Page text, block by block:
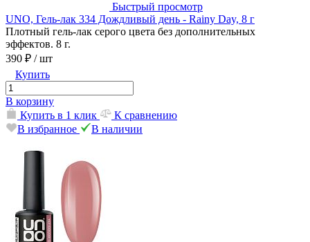
Быстрый просмотр
UNO, Гель-лак 334 Дождливый день - Rainy Day, 8 г
Плотный гель-лак серого цвета без дополнительных
эффектов. 8 г.
390 ₽ / шт
Купить
В корзину
Купить в 1 клик
К сравнению
В избранное
В наличии